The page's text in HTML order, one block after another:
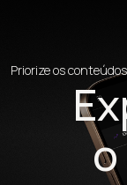
Priorize os
o